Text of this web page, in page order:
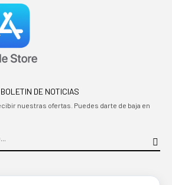
BOLETIN DE NOTICIAS
nuestras ofertas. Puedes darte de baja en